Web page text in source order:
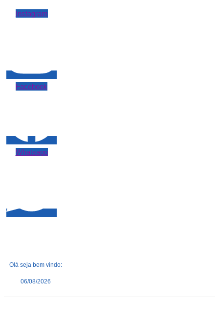
Instagram
Facebook
Whatsapp
Olá seja bem vindo:
06/08/2026